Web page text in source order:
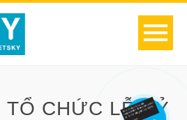
TỔ CHỨC LỄ KỶ